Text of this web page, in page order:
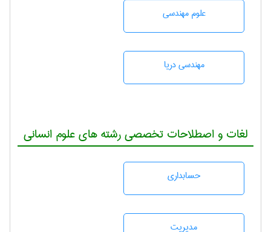
علوم مهندسی
مهندسی دریا
لغات و اصطلاحات تخصصی رشته های علوم انسانی
حسابداری
مديريت